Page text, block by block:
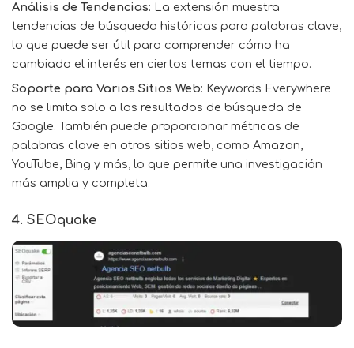
Análisis de Tendencias: La extensión muestra
tendencias de búsqueda históricas para palabras clave,
lo que puede ser útil para comprender cómo ha
cambiado el interés en ciertos temas con el tiempo.
Soporte para Varios Sitios Web: Keywords Everywhere
no se limita solo a los resultados de búsqueda de
Google. También puede proporcionar métricas de
palabras clave en otros sitios web, como Amazon,
YouTube, Bing y más, lo que permite una investigación
más amplia y completa.
4. SEOquake